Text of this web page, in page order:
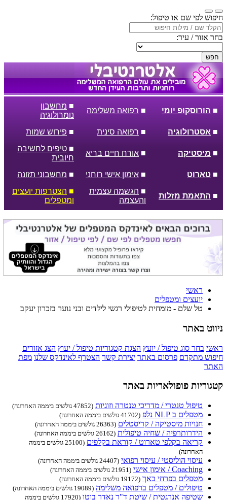
חיפוש לפי שם או טיפול:
בחר אזור / עיר:
חפש
■ הורוסקופ יומי ■ רפואה משלימה
■ מחשבון
נומרולוגיה
■ אסטרולוגיה ■ רפואה סינית ■ פירוש שמות
■ מיסטיקה ■ אורח חיים בריא
■ טיפים לחשיבה
חיובית
■ טארוט ■ אימון אישי רוחני ■ מחשבוני תזונה
■ התאמת מזלות
■ הגשמה עצמית
והעצמה
■ הצטרפות יועצים
ומטפלים
ראשי
יועצים ומטפלים
טל שלם - מומחית לטיפולי רגשי לילדים ובני נוער בזכרון יעקב
ניווט באתר
ראשי בחר סוג טיפול / יועץ הצגת קטגוריות טיפול / יעוץ הצג אזורים
חיפוש מתקדם פרסום באתר יצירת קשר הצטרף לאינדקס שלנו מפת
האתר
קטגוריות פופולאריות באתר
טיפול טנטרי / מדריכי טנטרה וזוגיות (47852 גולשים ביממה האחרונה)
מטפלים ב NLP נלפ (41702 גולשים ביממה האחרונה)
חנויות מיסטיקה / קריסטלים (26363 גולשים ביממה האחרונה)
הידרותרפיה / שחיה טיפולית (26162 גולשים ביממה האחרונה)
קריאה בקלפי טארוט / קוראת בקלפים
(25100 גולשים ביממה
האחרונה)
עיסוי הוליסטי / עיסוי רפואי (24407 גולשים ביממה האחרונה)
Coaching / אימון אישי (21951 גולשים ביממה האחרונה)
מטפלים בפרחי באך (19172 גולשים ביממה האחרונה)
טיפולים / מטפלים ברפואה משלימה (19089 גולשים ביממה האחרונה)
שטיפה אנרגטית / שיטת ד"ר נאדר בוטו
(17920 גולשים ביממה